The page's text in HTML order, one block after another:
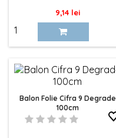
Pret
9,14 lei
Balon Folie Cifra 9 Degrade
100cm